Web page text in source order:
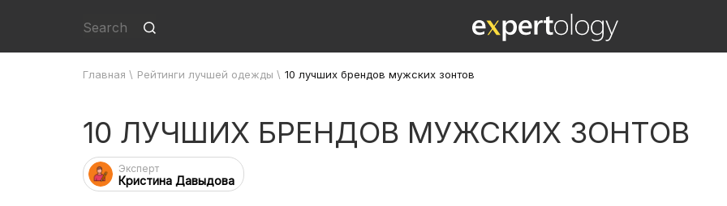
Главная \ Рейтинги лучшей одежды \ 10 лучших брендов мужских зонтов
10 ЛУЧШИХ БРЕНДОВ МУЖСКИХ ЗОНТОВ
Эксперт
Кристина Давыдова